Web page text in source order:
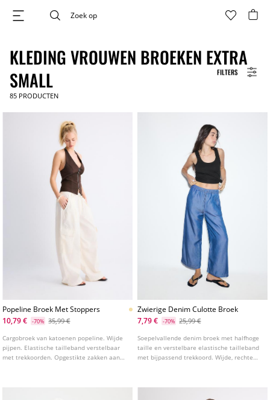
FILTERS
KLEDING VROUWEN BROEKEN EXTRA
SMALL
85 PRODUCTEN
Popeline Broek Met Stoppers
10,79 €
-70% 35,99 €
Cargobroek van katoenen popeline. Wijde
pijpen. Elastische tailleband verstelbaar
met trekkoorden. Opgestikte zakken aan
Verkrijgbaar in diverse kleuren.
Zwierige Denim Culotte Broek
7,79 €
-70% 25,99 €
Soepelvallende denim broek met halfhoge
taille en verstelbare elastische tailleband
met bijpassend trekkoord. Wijde, rechte